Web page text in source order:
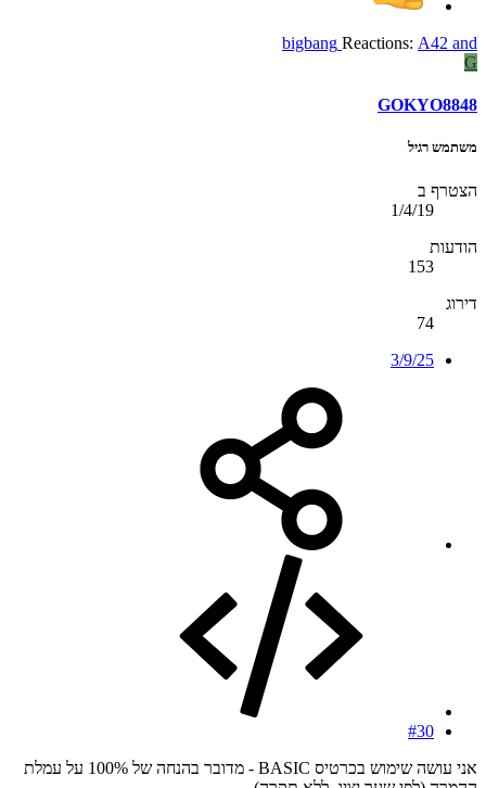
Reactions: A42 and
bigbang
G
GOKYO8848
משתמש רגיל
הצטרף ב
1/4/19
הודעות
153
דירוג
74
3/9/25
#30
אני עושה שימוש בכרטיס BASIC - מדובר בהנחה של 100% על עמלת